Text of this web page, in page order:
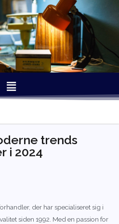
trends
i 2024
der har specialiseret sig i
siden 1992. Med en passion for